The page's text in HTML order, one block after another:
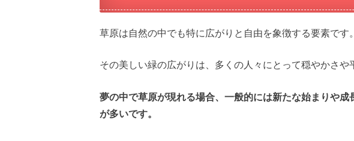
草原は自然の中でも特に広がりと自由を象徴する要素です。
その美しい緑の広がりは、多くの人々にとって穏やかさや
夢の中で草原が現れる場合、一般的には新たな始まりや成
が多いです。